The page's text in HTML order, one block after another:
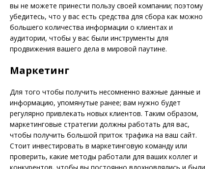
вы не можете принести пользу своей компании; поэтому
убедитесь, что у вас есть средства для сбора как можно
большего количества информации о клиентах и
аудитории, чтобы у вас были инструменты для
продвижения вашего дела в мировой паутине.
Маркетинг
Для того чтобы получить несомненно важные данные и
информацию, упомянутые ранее; вам нужно будет
регулярно привлекать новых клиентов. Таким образом,
маркетинговые стратегии должны работать для вас,
чтобы получить большой приток трафика на ваш сайт.
Стоит инвестировать в маркетинговую команду или
проверить, какие методы работали для ваших коллег и